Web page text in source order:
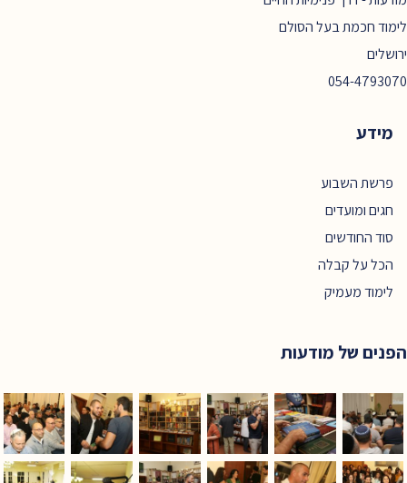
לימוד חכמת בעל הסולם
ירושלים
054-4793070
מידע
פרשת השבוע
חגים ומועדים
סוד החודשים
הכל על קבלה
לימוד מעמיק
הפנים של מודעות